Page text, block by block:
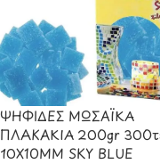
ΨΗΦΙΔΕΣ ΜΩΣΑΪΚΑ
ΠΛΑΚΑΚΙΑ 200gr
10X10MM SKY BLUE